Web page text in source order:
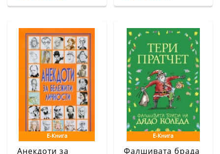
Е-Книга
Анекдоти за
Е-Книга
Фалшивата брада